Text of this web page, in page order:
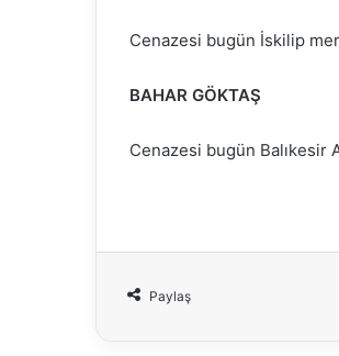
Cenazesi bugün İskilip
BAHAR GÖKTAŞ
Cenazesi bugün Balıkesir
Paylaş